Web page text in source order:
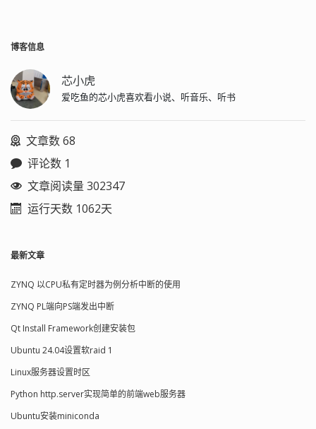
博客信息
芯小虎
爱吃鱼的芯小虎喜欢看小说、听音乐、听书
文章数 68
评论数 1
文章阅读量 302347
运行天数 1062天
最新文章
ZYNQ 以CPU私有定时器为例分析中断的使用
ZYNQ PL端向PS端发出中断
Qt Install Framework创建安装包
Ubuntu 24.04设置软raid 1
Linux服务器设置时区
Python http.server实现简单的前端web服务器
Ubuntu安装miniconda